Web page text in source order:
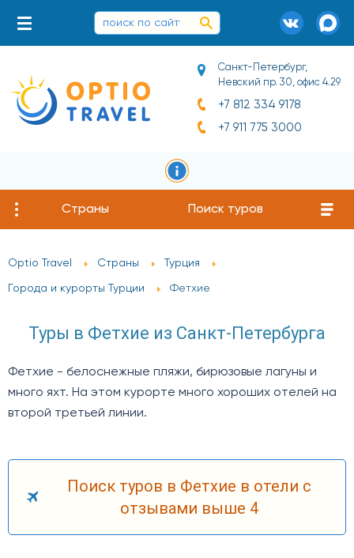
Санкт-Петербург,
Невский пр. 30, офис 4.29
+7 812 334 9178
+7 911 775 3000
Страны Поиск туров
Optio Travel Страны Турция
Города и курорты Турции Фетхие
Туры в Фетхие из Санкт-Петербурга
Фетхие - белоснежные пляжи, бирюзовые лагуны и
много яхт. На этом курорте много хороших отелей на
второй третьей линии.
Поиск туров в Фетхие в отели с
отзывами выше 4